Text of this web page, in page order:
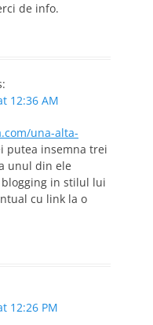
de info.
12:36 AM
una-alta-
putea insemna trei
unul din ele
in stilul lui
cu link la o
12:26 PM